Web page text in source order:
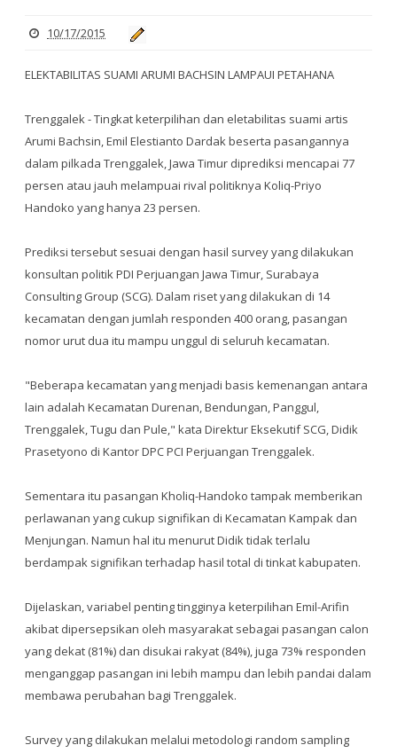
10/17/2015
ELEKTABILITAS SUAMI ARUMI BACHSIN LAMPAUI PETAHANA
Trenggalek - Tingkat keterpilihan dan eletabilitas suami artis
Arumi Bachsin, Emil Elestianto Dardak beserta pasangannya
dalam pilkada Trenggalek, Jawa Timur diprediksi mencapai 77
persen atau jauh melampuai rival politiknya Koliq-Priyo
Handoko yang hanya 23 persen.
Prediksi tersebut sesuai dengan hasil survey yang dilakukan
konsultan politik PDI Perjuangan Jawa Timur, Surabaya
Consulting Group (SCG). Dalam riset yang dilakukan di 14
kecamatan dengan jumlah responden 400 orang, pasangan
nomor urut dua itu mampu unggul di seluruh kecamatan.
"Beberapa kecamatan yang menjadi basis kemenangan antara
lain adalah Kecamatan Durenan, Bendungan, Panggul,
Trenggalek, Tugu dan Pule," kata Direktur Eksekutif SCG, Didik
Prasetyono di Kantor DPC PCI Perjuangan Trenggalek.
Sementara itu pasangan Kholiq-Handoko tampak memberikan
perlawanan yang cukup signifikan di Kecamatan Kampak dan
Menjungan. Namun hal itu menurut Didik tidak terlalu
berdampak signifikan terhadap hasil total di tinkat kabupaten.
Dijelaskan, variabel penting tingginya keterpilihan Emil-Arifin
akibat dipersepsikan oleh masyarakat sebagai pasangan calon
yang dekat (81%) dan disukai rakyat (84%), juga 73% responden
menganggap pasangan ini lebih mampu dan lebih pandai dalam
membawa perubahan bagi Trenggalek.
Survey yang dilakukan melalui metodologi random sampling